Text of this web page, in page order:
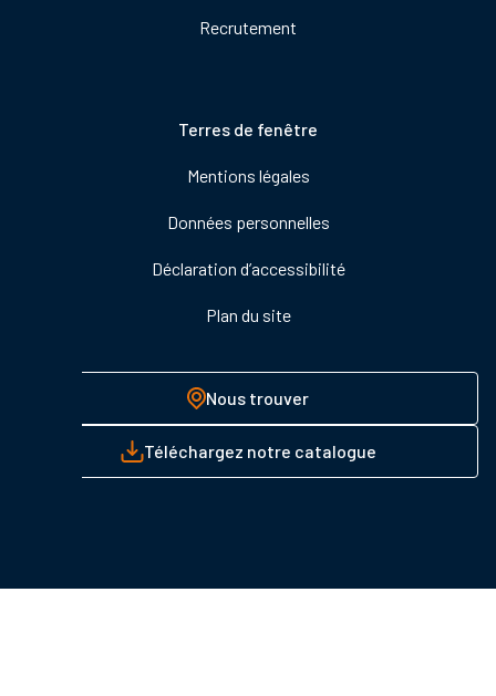
Recrutement
Terres de fenêtre
Mentions légales
Données personnelles
Déclaration d’accessibilité
Plan du site
Nous trouver
Téléchargez notre catalogue